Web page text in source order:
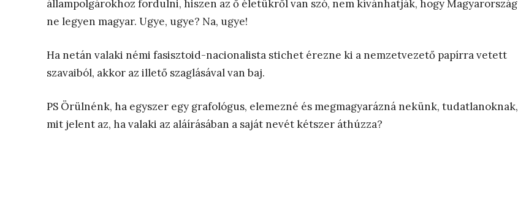
állampolgárokhoz fordulni, hiszen az ő életükről van szó, nem kívánhatják, hogy Magyarország
ne legyen magyar. Ugye, ugye? Na, ugye!
Ha netán valaki némi fasisztoid-nacionalista stichet érezne ki a nemzetvezető papírra vetett
szavaiból, akkor az illető szaglásával van baj.
PS Örülnénk, ha egyszer egy grafológus, elemezné és megmagyarázná nekünk, tudatlanoknak,
mit jelent az, ha valaki az aláírásában a saját nevét kétszer áthúzza?